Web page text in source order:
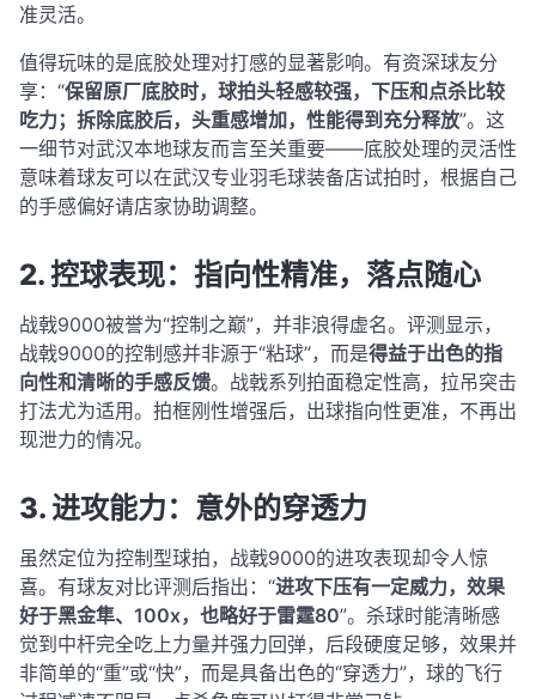
准灵活。
值得玩味的是底胶处理对打感的显著影响。有资深球友分
享：“保留原厂底胶时，球拍头轻感较强，下压和点杀比较
吃力；拆除底胶后，头重感增加，性能得到充分释放”。这
一细节对武汉本地球友而言至关重要——底胶处理的灵活性
意味着球友可以在武汉专业羽毛球装备店试拍时，根据自己
的手感偏好请店家协助调整。
2. 控球表现：指向性精准，落点随心
战戟9000被誉为“控制之巅”，并非浪得虚名。评测显示，
战戟9000的控制感并非源于“粘球”，而是得益于出色的指
向性和清晰的手感反馈。战戟系列拍面稳定性高，拉吊突击
打法尤为适用。拍框刚性增强后，出球指向性更准，不再出
现泄力的情况。
3. 进攻能力：意外的穿透力
虽然定位为控制型球拍，战戟9000的进攻表现却令人惊
喜。有球友对比评测后指出：“进攻下压有一定威力，效果
好于黑金隼、100x，也略好于雷霆80”。杀球时能清晰感
觉到中杆完全吃上力量并强力回弹，后段硬度足够，效果并
非简单的“重”或“快”，而是具备出色的“穿透力”，球的飞行